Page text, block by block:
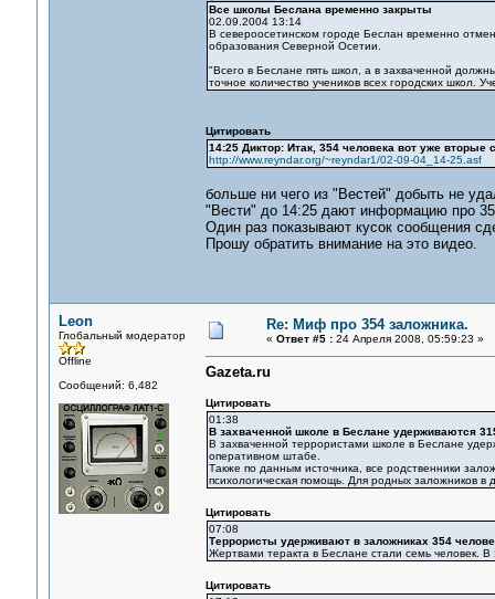
Все школы Беслана временно закрыты
02.09.2004 13:14
В североосетинском городе Беслан временно
образования Северной Осетии.
"Всего в Беслане пять школ, а в захваченной
точное количество учеников всех городских школ.
Цитировать
14:25 Диктор: Итак, 354 человека вот уже вторые
http://www.reyndar.org/~reyndar1/02-09-04_14-25.asf
больше ни чего из "Вестей" добыть не
"Вести" до 14:25 дают информацию про
Один раз показывают кусок сообщения
Прошу обратить внимание на это видео.
Leon
Глобальный модератор
Offline
Сообщений: 6,482
Re: Миф про 354 заложника.
« Ответ #5 :24 Апреля 2008, 05:59:23 »
Gazeta.ru
Цитировать
01:38
В захваченной школе в Беслане удерживаются
В захваченной террористами школе в Беслане
оперативном штабе.
Также по данным источника, все родственники
психологическая помощь. Для родных заложников в
Цитировать
07:08
Террористы удерживают в заложниках 354
Жертвами теракта в Беслане стали семь человек.
Цитировать